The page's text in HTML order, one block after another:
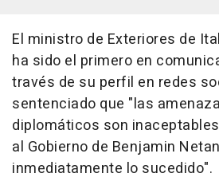
El ministro de Exteriores de
ha sido el primero en
través de su perfil en redes
sentenciado que "las
diplomáticos son
al Gobierno de Benjamin
inmediatamente lo sucedido".